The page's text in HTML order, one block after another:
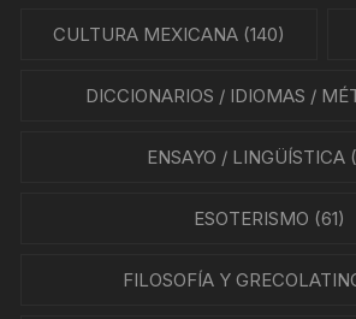
CULTURA MEXICANA(140)
DICCIONARIOS / IDIOMAS /
ENSAYO / LINGÜÍSTICA
ESOTERISMO (61)
FILOSOFÍA Y